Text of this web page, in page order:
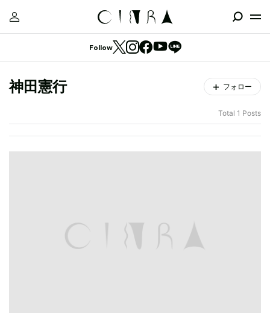
Follow
神田憲行 フォロー
Total 1 Posts